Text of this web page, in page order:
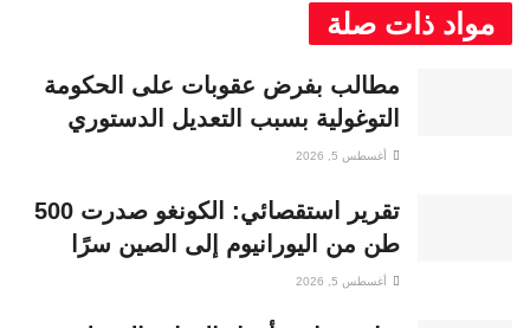
مواد ذات صلة
مطالب بفرض عقوبات على الحكومة
التوغولية بسبب التعديل الدستوري
أغسطس 5, 2026
تقرير استقصائي: الكونغو صدرت 500
طن من اليورانيوم إلى الصين سرًا
أغسطس 5, 2026